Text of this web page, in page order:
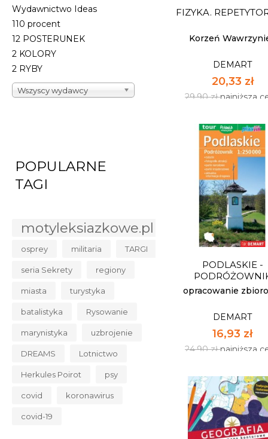
Wydawnictwo Ideas
110 procent
12 POSTERUNEK
2 KOLORY
2 RYBY
Wszyscy wydawcy
POPULARNE
TAGI
motyleksiazkowe.pl
osprey militaria TARGI
seria Sekrety regiony
miasta turystyka
batalistyka Rysowanie
marynistyka uzbrojenie
DREAMS Lotnictwo
Herkules Poirot psy
covid koronawirus
covid-19
Dostępnych: 5
Ilość:
DO KOSZYKA
FIZYKA.
Korzeń
DEMART
20,33 zł
29,90 złnajniższa
FIZYKA.
DEMART
20,33 zł
29,90 złnajniższa
Dostępnych: 4
Ilość:
DO KOSZYKA
PODLASKIE -
opracowanie
DEMART
16,93 zł
24,90 złnajniższa